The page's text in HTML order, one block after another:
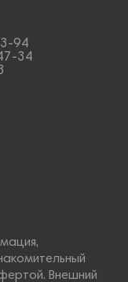
94
34
Внешний